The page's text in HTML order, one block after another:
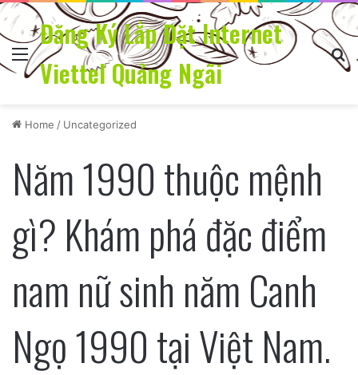
Menu
Đăng Ký Lắp Đặt Internet
Viettel Quảng Ngãi
Home / Uncategorized
Năm 1990 thuộc mệnh
gì? Khám phá đặc điểm
nam nữ sinh năm Canh
Ngọ 1990 tại Việt Nam.